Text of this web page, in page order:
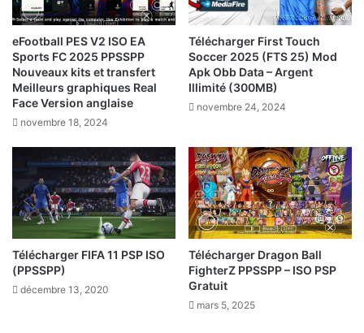
eFootball PES V2 ISO EA
Sports FC 2025 PPSSPP
Nouveaux kits et transfert
Meilleurs graphiques Real
Face Version anglaise
novembre 18, 2024
Télécharger First Touch
Soccer 2025 (FTS 25) Mod
Apk Obb Data – Argent
Illimité (300MB)
novembre 24, 2024
Télécharger FIFA 11 PSP ISO
(PPSSPP)
décembre 13, 2020
Télécharger Dragon Ball
FighterZ PPSSPP – ISO PSP
Gratuit
mars 5, 2025